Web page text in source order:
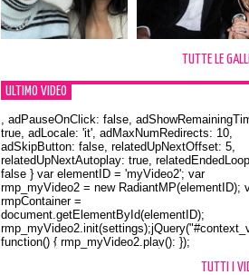
TUTTE LE
ULTIMO VIDEO
Orlando Bloom e la t-shirt dedicata a Flynn
, adPauseOnClick: false,
true, adLocale: 'it', adMaxNumRedirects: 10,
adSkipButton: false, relatedUpNextOffset: 5,
relatedUpNextAutoplay: true,
false } var elementID = 'myVideo2'; var
rmp_myVideo2 = new RadiantMP(elementID);
rmpContainer =
document.getElementById(elementID);
function() { rmp_myVideo2.play(); });
TUTTI I